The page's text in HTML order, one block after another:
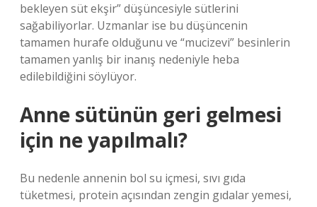
bekleyen süt ekşir” düşüncesiyle sütlerini
sağabiliyorlar. Uzmanlar ise bu düşüncenin
tamamen hurafe olduğunu ve “mucizevi” besinlerin
tamamen yanlış bir inanış nedeniyle heba
edilebildiğini söylüyor.
Anne sütünün geri gelmesi
için ne yapılmalı?
Bu nedenle annenin bol su içmesi, sıvı gıda
tüketmesi, protein açısından zengin gıdalar yemesi,